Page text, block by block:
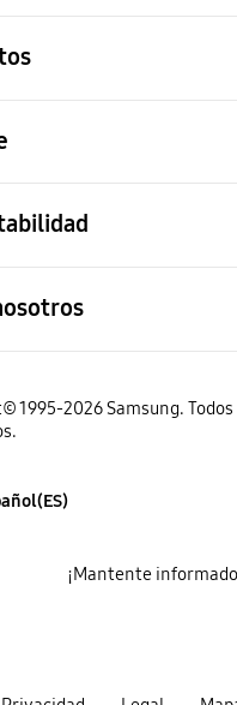
1995-2026 Samsung.
¡Mantente